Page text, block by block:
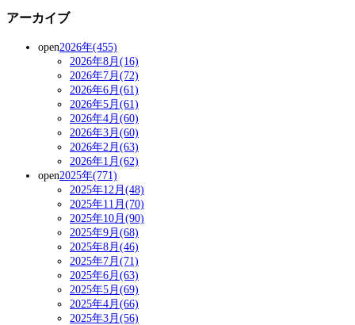
アーカイブ
open2026年(455)
2026年8月(16)
2026年7月(72)
2026年6月(61)
2026年5月(61)
2026年4月(60)
2026年3月(60)
2026年2月(63)
2026年1月(62)
open2025年(771)
2025年12月(48)
2025年11月(70)
2025年10月(90)
2025年9月(68)
2025年8月(46)
2025年7月(71)
2025年6月(63)
2025年5月(69)
2025年4月(66)
2025年3月(56)